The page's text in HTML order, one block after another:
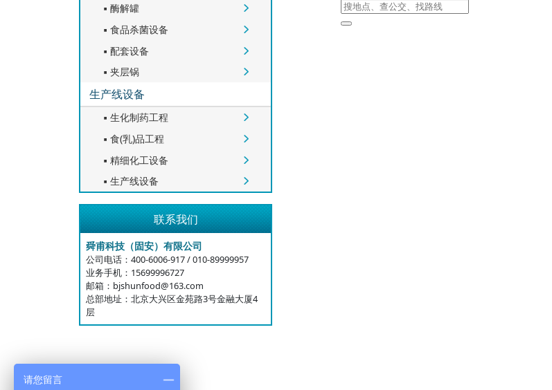
 酶解罐 
 食品杀菌设备 
 配套设备 
 夹层锅 
生产线设备
 生化制药工程 
 食(乳)品工程 
 精细化工设备 
 生产线设备 
联系我们
舜甫科技（固安）有限公司
公司电话：400-6006-917 / 010-89999957
业务手机：15699996727
邮箱：bjshunfood@163.com
总部地址：北京大兴区金苑路3号金融大厦4
层
请您留言